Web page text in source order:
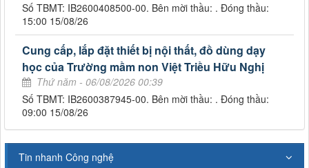
Số TBMT: IB2600408500-00. Bên mời thầu: . Đóng thầu:
15:00 15/08/26
Cung cấp, lắp đặt thiết bị nội thất, đồ dùng dạy
học của Trường mầm non Việt Triều Hữu Nghị
Thứ năm - 06/08/2026 00:39
Số TBMT: IB2600387945-00. Bên mời thầu: . Đóng thầu:
09:00 15/08/26
Tin nhanh Công nghệ